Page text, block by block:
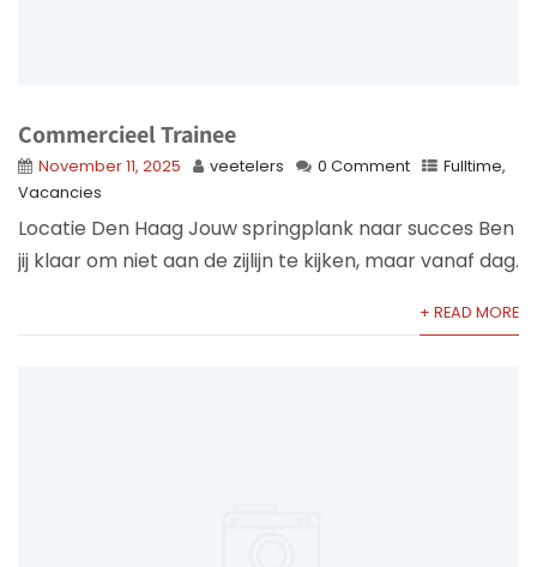
Commercieel Trainee
November 11, 2025 veetelers 0 Comment Fulltime,
Vacancies
Locatie Den Haag Jouw springplank naar succes Ben
jij klaar om niet aan de zijlijn te kijken, maar vanaf dag.
+ READ MORE